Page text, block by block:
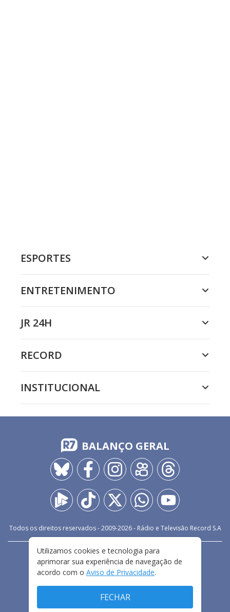
ESPORTES
ENTRETENIMENTO
JR 24H
RECORD
INSTITUCIONAL
BALANÇO GERAL
Todos os direitos reservados - 2009-2026- Rádio e Televisão Record S.A
FALE CONOSCO
PRIVACIDADE
TERMOS E CONDIÇÕES DE USO
Utilizamos cookies e tecnologia para
aprimorar sua experiência de navegação de
acordo com o Aviso de Privacidade.
FECHAR